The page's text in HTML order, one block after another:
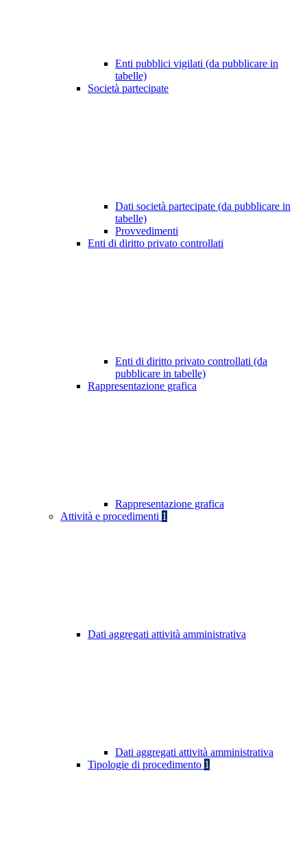
Enti pubblici vigilati (da pubblicare in
tabelle)
Società partecipate
Dati società partecipate (da pubblicare in
tabelle)
Provvedimenti
Enti di diritto privato controllati
Enti di diritto privato controllati (da
pubblicare in tabelle)
Rappresentazione grafica
Rappresentazione grafica
Attività e procedimenti 1
Dati aggregati attività amministrativa
Dati aggregati attività amministrativa
Tipologie di procedimento 1